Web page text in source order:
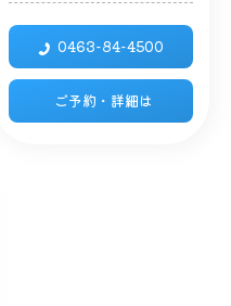
0463-84-4500
ご予約・詳細は